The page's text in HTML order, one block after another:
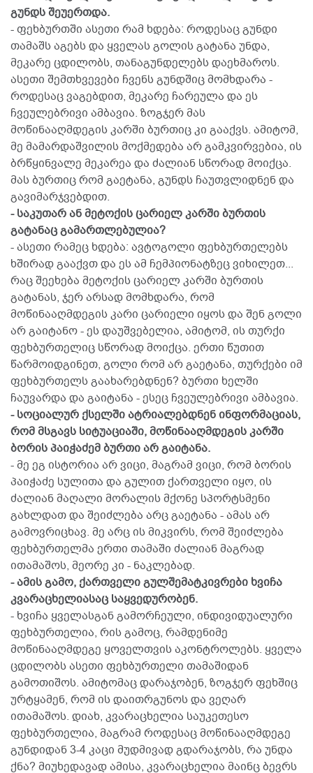
გუნდს შეუერთდა.
- ფეხბურთში ასეთი რამ ხდება: როდესაც გუნდი
თამაშს აგებს და ყველას გოლის გატანა უნდა,
მეკარე ცდილობს, თანაგუნდელებს დაეხმაროს.
ასეთი შემთხვევები ჩვენს გუნდშიც მომხდარა -
როდესაც ვაგებდით, მეკარე ჩარეულა და ეს
ჩვეულებრივი ამბავია. ზოგჯერ მას
მოწინააღმდეგის კარში ბურთიც კი გააქვს. ამიტომ,
მე მამარდაშვილის მოქმედება არ გამკვირვებია, ის
ბრწყინვალე მეკარეა და ძალიან სწორად მოიქცა.
მას ბურთიც რომ გაეტანა, გუნდს ჩაუთვლიდნენ და
გავიმარჯვებდით.
- საკუთარ ან მეტოქის ცარიელ კარში ბურთის
გატანაც გამართლებულია?
- ასეთი რამეც ხდება: ავტოგოლი ფეხბურთელებს
ხშირად გააქვთ და ეს ამ ჩემპიონატზეც ვიხილეთ...
რაც შეეხება მეტოქის ცარიელ კარში ბურთის
გატანას, ჯერ არსად მომხდარა, რომ
მოწინააღმდეგის კარი ცარიელი იყოს და შენ გოლი
არ გაიტანო - ეს დაუშვებელია, ამიტომ, ის თურქი
ფეხბურთელიც სწორად მოიქცა. ერთი წუთით
წარმოიდგინეთ, გოლი რომ არ გაეტანა, თურქები იმ
ფეხბურთელს გაახარებდნენ? ბურთი ხელში
ჩაუვარდა და გაიტანა - ესეც ჩვეულებრივი ამბავია.
- სოციალურ ქსელში ატრიალებდნენ ინფორმაციას,
რომ მსგავს სიტუაციაში, მოწინააღმდეგის კარში
ბორის პაიჭაძემ ბურთი არ გაიტანა.
- მე ეგ ისტორია არ ვიცი, მაგრამ ვიცი, რომ ბორის
პაიჭაძე სულითა და გულით ქართველი იყო, ის
ძალიან მაღალი მორალის მქონე სპორტსმენი
გახლდათ და შეიძლება არც გაეტანა - ამას არ
გამოვრიცხავ. მე არც ის მიკვირს, რომ შეიძლება
ფეხბურთელმა ერთი თამაში ძალიან მაგრად
ითამაშოს, მეორე კი - ნაკლებად.
- ამის გამო, ქართველი გულშემატკივრები ხვიჩა
კვარაცხელიასაც საყვედურობენ.
- ხვიჩა ყველასგან გამორჩეული, ინდივიდუალური
ფეხბურთელია, რის გამოც, რამდენიმე
მოწინააღმდეგე ყოველთვის აკონტროლებს. ყველა
ცდილობს ასეთი ფეხბურთელი თამაშიდან
გამოთიშოს. ამიტომაც დარაჯობენ, ზოგჯერ ფეხშიც
ურტყამენ, რომ ის დაითრგუნოს და ვეღარ
ითამაშოს. დიახ, კვარაცხელია საუკეთესო
ფეხბურთელია, მაგრამ როდესაც მოწინააღმდეგე
გუნდიდან 3-4 კაცი მუდმივად გდარაჯობს, რა უნდა
ქნა? მიუხედავად ამისა, კვარაცხელია მაინც ბევრს